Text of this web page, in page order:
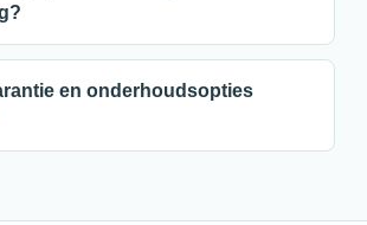
en onderhoudsopties